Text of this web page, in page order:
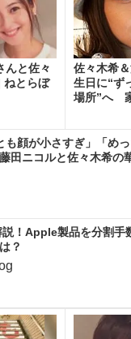
んと佐々
ねとらぼ
佐々木希
生日に“ず
場所”へ
も顔が小さすぎ」「め
田ニコルと佐々木希の
説！Apple製品を分割手
？